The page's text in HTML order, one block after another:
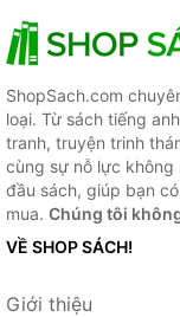
ShopSach.com
loại. Từ sách tiếng
tranh, truyện trinh
cùng sự nỗ lực
đầu sách, giúp bạn
mua. Chúng tôi
VỀ SHOP SÁCH!
Giới thiệu